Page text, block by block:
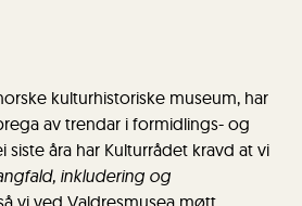
kulturhistoriske museum, har
av trendar i formidlings- og
siste åra har Kulturrådet kravd at vi
inkludering og
vi ved Valdresmusea møtt